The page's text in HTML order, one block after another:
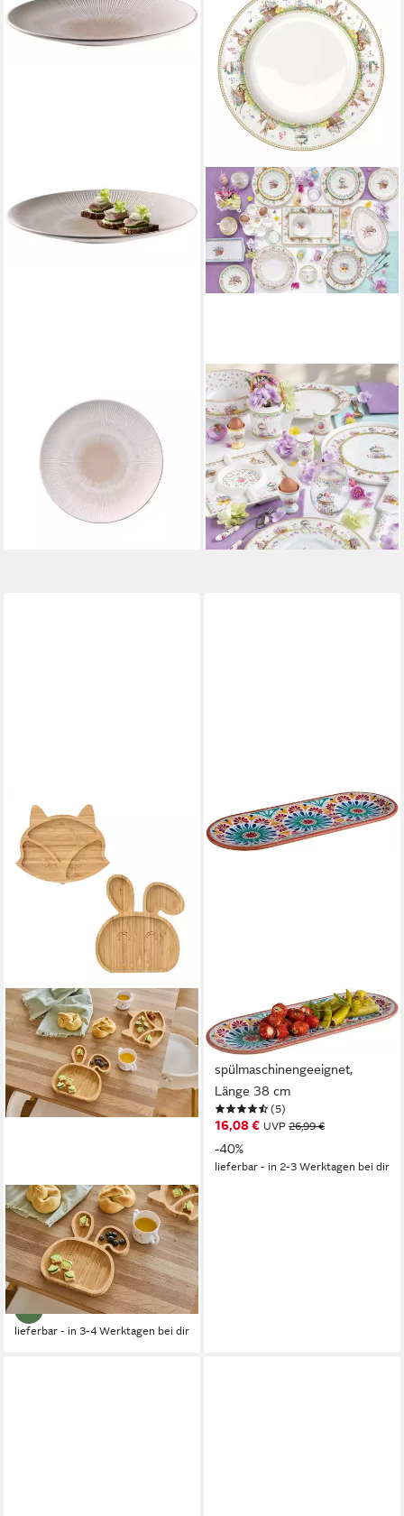
Teller Servierteller "BLUSH"
Ø 33 cm, Höhe ca. 3,5 cm, (1
St), aus Melamin, besonders
leicht, robust und bruchsicher
17,27 € UVP 26,99 €
EASYLIFE
Speiseteller Spring Bloom,
Spülmaschinengeeignet,
Mehrfarbig, Hasen &
Blumenkörbe, H: 2.5cm
ab 14,50 €
lieferbar - in 2-3 Werktagen bei dir
ZELLER PRESENT
Speiseteller Animals', (2 St),
Teller Set, Tiermotiv Hase und
Fuchs
27,49 €
lieferbar - in 3-4 Werktagen bei dir
Teller Arabesque,
Terrakottaoptik,
spülmaschinengeeignet,
Länge 38 cm
(5)
16,08 € UVP 26,99 €
-40%
lieferbar - in 2-3 Werktagen bei dir